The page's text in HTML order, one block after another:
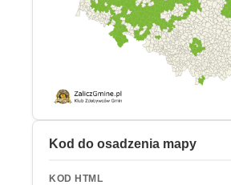
Kod do osadzenia mapy
KOD HTML